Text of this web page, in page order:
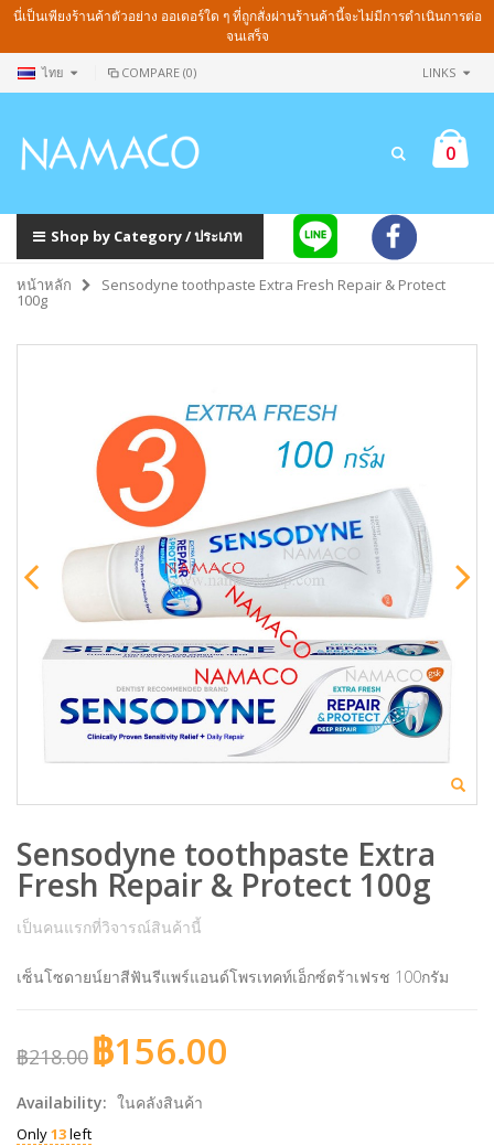
นี่เป็นเพียงร้านค้าตัวอย่าง ออเดอร์ใด ๆ ที่ถูกสั่งผ่านร้านค้านี้จะไม่มีการดำเนินการต่อ
จนเสร็จ
ไทย COMPARE (0) LINKS
0
Shop by Category / ประเภท
หน้าหลัก Sensodyne toothpaste Extra Fresh Repair & Protect
100g
Sensodyne toothpaste Extra
Fresh Repair & Protect 100g
เป็นคนแรกที่วิจารณ์สินค้านี้
เซ็นโซดายน์ยาสีฟันรีแพร์แอนด์โพรเทคท์เอ็กซ์ตร้าเฟรช 100กรัม
฿218.00 ฿156.00
Availability: ในคลังสินค้า
Only13left